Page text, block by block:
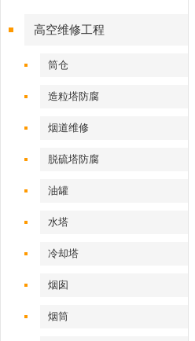
高空维修工程
筒仓
造粒塔防腐
烟道维修
脱硫塔防腐
油罐
水塔
冷却塔
烟囱
烟筒